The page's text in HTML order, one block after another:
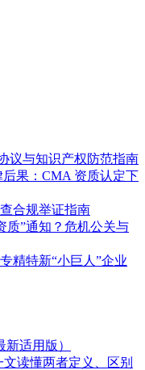
议与知识产权防范指南
果：CMA 资质认定下
合规举证指南
质”通知？危机公关与
精特新“小巨人”企业
新适用版）
读懂两者定义、区别